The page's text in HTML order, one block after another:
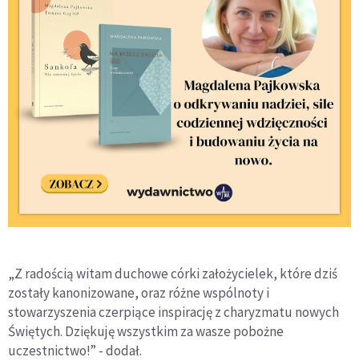
„Z radością witam duchowe córki założycielek, które dziś
zostały kanonizowane, oraz różne wspólnoty i
stowarzyszenia czerpiące inspirację z charyzmatu nowych
Świętych. Dziękuję wszystkim za wasze pobożne
uczestnictwo!” - dodał.